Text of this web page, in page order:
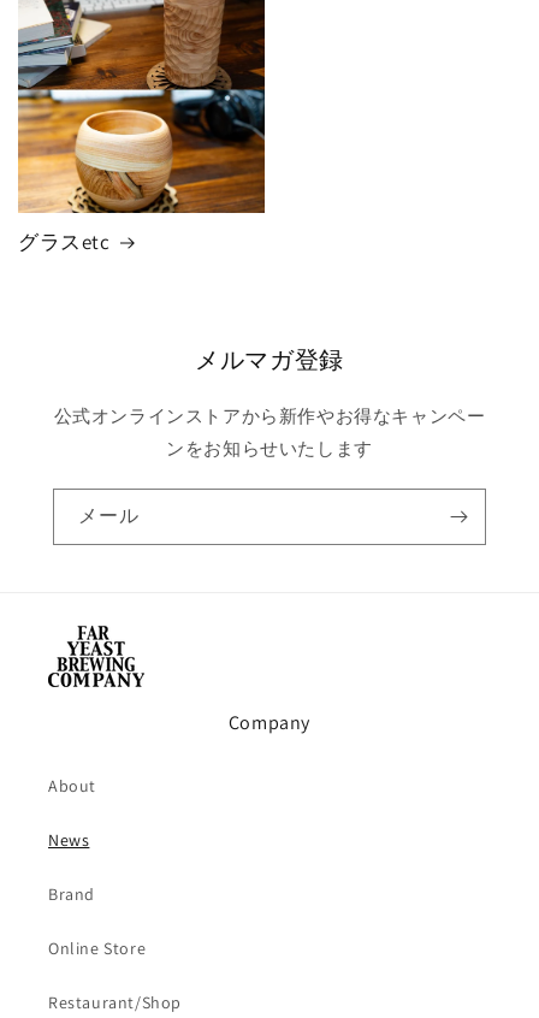
グラスetc
メルマガ登録
公式オンラインストアから新作やお得なキャンペー
ンをお知らせいたします
メール
Company
About
News
Brand
Online Store
Restaurant/Shop